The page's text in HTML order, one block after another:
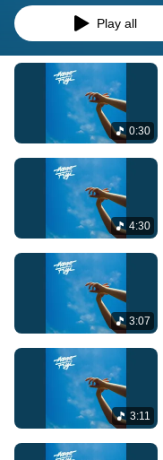
Play all
0:30
4:30
3:07
3:11